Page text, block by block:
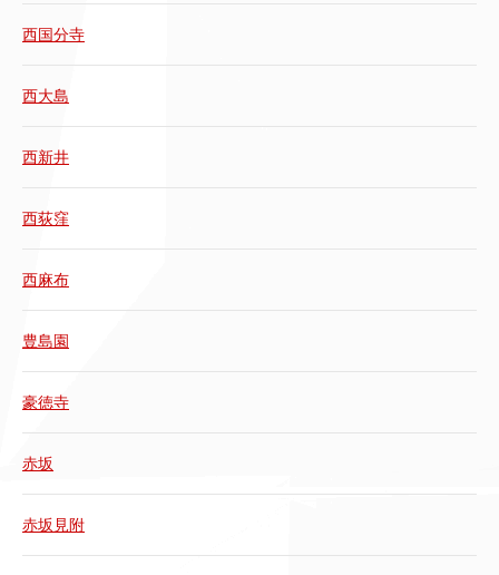
西国分寺
西大島
西新井
西荻窪
西麻布
豊島園
豪徳寺
赤坂
赤坂見附